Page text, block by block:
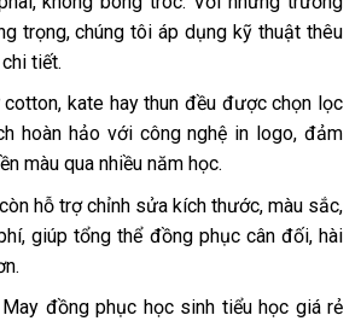
trọng, chúng tôi áp dụng kỹ thuật thêu
tiết.
kate hay thun đều được chọn lọc
hoàn hảo với công nghệ in logo, đảm
màu qua nhiều năm học.
hỗ trợ chỉnh sửa kích thước, màu sắc,
giúp tổng thể đồng phục cân đối, hài
May đồng phục học sinh tiểu học giá rẻ